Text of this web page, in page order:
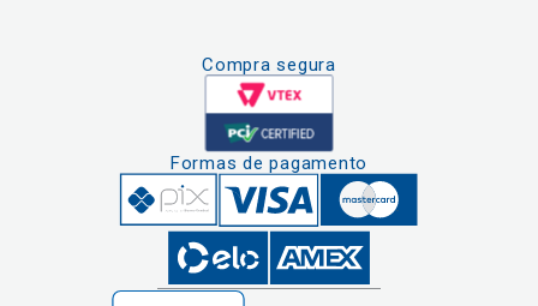
Compra segura
Formas de pagamento